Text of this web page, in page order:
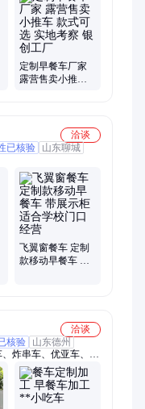
、岗亭银创、移动岗
岗亭、值班岗亭、交
定制早餐车厂家
露营售卖小推车
洽谈
已核验
山东聊城
飞翼窗餐车 定制
款移动早餐车 带
洽谈
核验
山东德州
炸串车、优亚车、服
售货车、冷饮车、煎
果蔬车、木屋车、展